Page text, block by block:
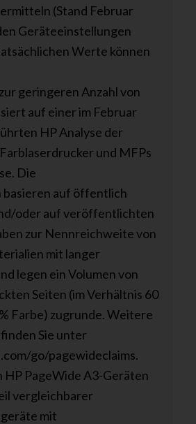
(Stand Februar
Geräteeinstellungen
Werte können
geringeren Anzahl von
auf einer im Februar
HP Analyse der
und MFPs
Die
basieren auf öffentlich
oder auf veröffentlichten
zur Nennreichweite von
mit langer
legen ein Volumen von
Seiten (im Verhältnis 60
Farbe) zugrunde. Weitere
Sie unter
go/pagewideclaims.
HP PageWide A3-Geräten
vergleichbarer
mit